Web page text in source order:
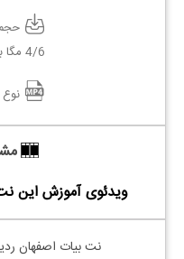
4/6 مگا بایت
ویدئوی آموزش این
نت بیات اصفهان